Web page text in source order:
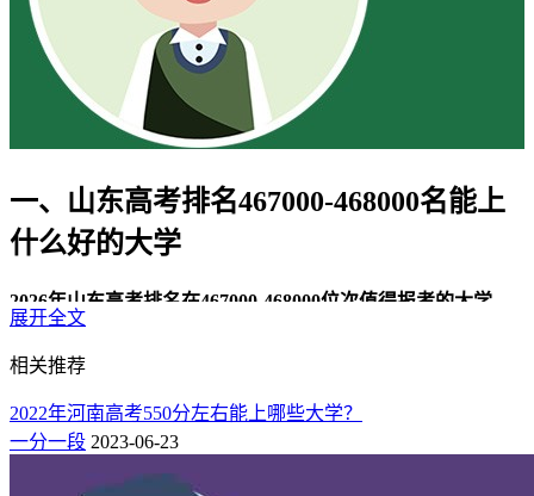
一、山东高考排名467000-468000名能上
什么好的大学
2026年山东高考排名在467000-468000位次值得报考的大学
有：
省外：河北化工医药职业技术学院、天津市职业大学。
二、山东高考位次467000-468000可以上
的大学名单（2所）
展开全文
相关推荐
2022年河南高考550分左右能上哪些大学？
一分一段 2023-06-23